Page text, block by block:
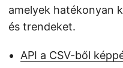
amelyek hatékonyan
és trendeket.
API a CSV-ből